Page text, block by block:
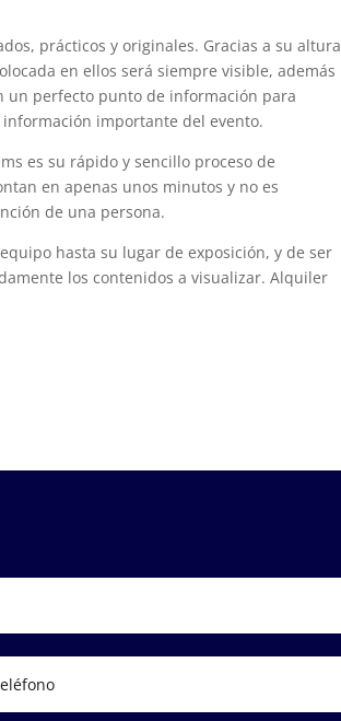
prácticos y originales. Gracias a su altura
en ellos será siempre visible, además
un perfecto punto de información para
importante del evento.
es su rápido y sencillo proceso de
en apenas unos minutos y no es
de una persona.
hasta su lugar de exposición, y de ser
los contenidos a visualizar. Alquiler